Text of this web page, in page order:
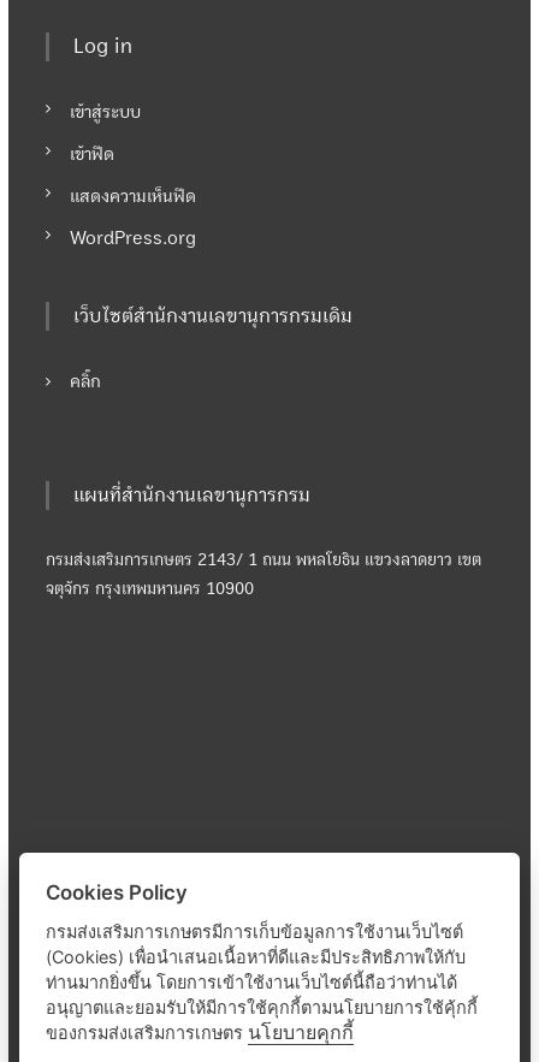
Log in
เข้าสู่ระบบ
เข้าฟีด
แสดงความเห็นฟีด
WordPress.org
เว็บไซต์สำนักงานเลขานุการกรมเดิม
คลิ๊ก
แผนที่สำนักงานเลขานุการกรม
กรมส่งเสริมการเกษตร 2143/ 1 ถนน พหลโยธิน แขวงลาดยาว เขต
จตุจักร กรุงเทพมหานคร 10900
Cookies Policy
กรมส่งเสริมการเกษตรมีการเก็บข้อมูลการใช้งานเว็บไซต์
(Cookies) เพื่อนำเสนอเนื้อหาที่ดีและมีประสิทธิภาพให้กับ
ท่านมากยิ่งขึ้น โดยการเข้าใช้งานเว็บไซต์นี้ถือว่าท่านได้
อนุญาตและยอมรับให้มีการใช้คุกกี้ตามนโยบายการใช้คุ้กกี้
ของกรมส่งเสริมการเกษตร นโยบายคุกกี้